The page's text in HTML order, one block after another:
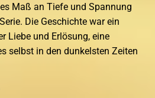
Maß an Tiefe und Spannung
Die Geschichte war ein
Liebe und Erlösung, eine
selbst in den dunkelsten Zeiten